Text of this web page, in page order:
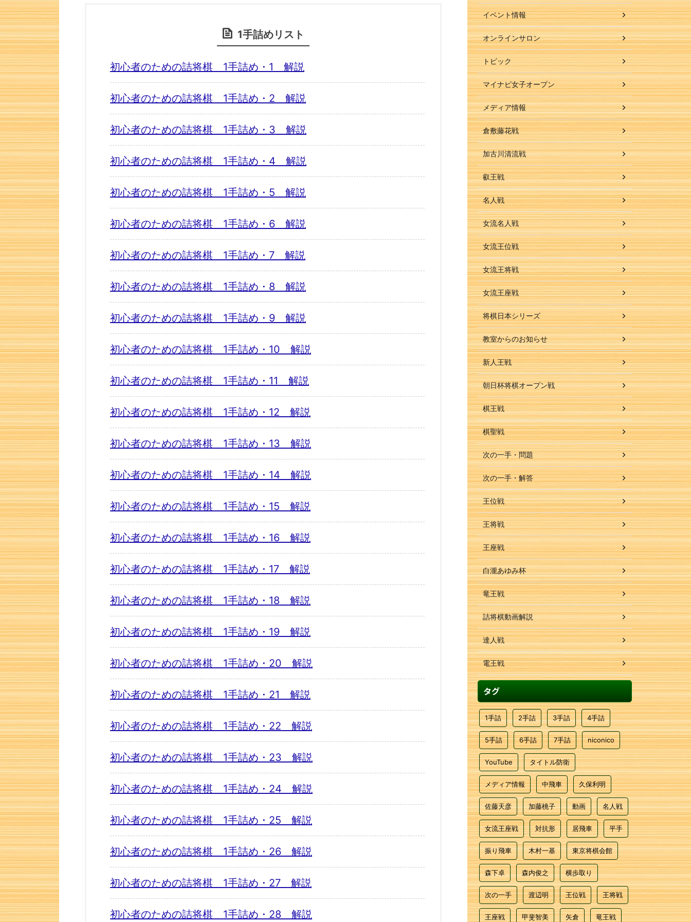
1手詰めリスト
初心者のための詰将棋 1手詰め・1 解説
初心者のための詰将棋 1手詰め・2 解説
初心者のための詰将棋 1手詰め・3 解説
初心者のための詰将棋 1手詰め・4 解説
初心者のための詰将棋 1手詰め・5 解説
初心者のための詰将棋 1手詰め・6 解説
初心者のための詰将棋 1手詰め・7 解説
初心者のための詰将棋 1手詰め・8 解説
初心者のための詰将棋 1手詰め・9 解説
初心者のための詰将棋 1手詰め・10 解説
初心者のための詰将棋 1手詰め・11 解説
初心者のための詰将棋 1手詰め・12 解説
初心者のための詰将棋 1手詰め・13 解説
初心者のための詰将棋 1手詰め・14 解説
初心者のための詰将棋 1手詰め・15 解説
初心者のための詰将棋 1手詰め・16 解説
初心者のための詰将棋 1手詰め・17 解説
初心者のための詰将棋 1手詰め・18 解説
初心者のための詰将棋 1手詰め・19 解説
初心者のための詰将棋 1手詰め・20 解説
初心者のための詰将棋 1手詰め・21 解説
初心者のための詰将棋 1手詰め・22 解説
初心者のための詰将棋 1手詰め・23 解説
初心者のための詰将棋 1手詰め・24 解説
初心者のための詰将棋 1手詰め・25 解説
初心者のための詰将棋 1手詰め・26 解説
初心者のための詰将棋 1手詰め・27 解説
初心者のための詰将棋 1手詰め・28 解説
イベント情報
オンラインサロン
トピック
マイナビ女子オープン
メディア情報
倉敷藤花戦
加古川清流戦
叡王戦
名人戦
女流名人戦
女流王位戦
女流王将戦
女流王座戦
将棋日本シリーズ
教室からのお知らせ
新人王戦
朝日杯将棋オープン戦
棋王戦
棋聖戦
次の一手・問題
次の一手・解答
王位戦
王将戦
王座戦
白瀧あゆみ杯
竜王戦
詰将棋動画解説
達人戦
電王戦
タグ
1手詰 2手詰 3手詰 4手詰
5手詰 6手詰 7手詰 niconico
YouTube タイトル防衛
メディア情報 中飛車 久保利明
佐藤天彦 加藤桃子 動画 名人戦
女流王座戦 対抗形 居飛車 平手
振り飛車 木村一基 東京将棋会館
森下卓 森内俊之 横歩取り
次の一手 渡辺明 王位戦 王将戦
王座戦 甲斐智美 矢倉 竜王戦